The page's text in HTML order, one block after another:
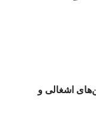
اشغالی و